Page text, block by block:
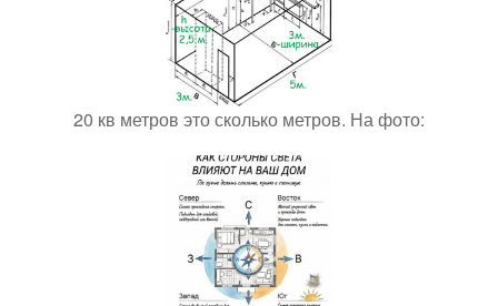
20 кв метров это сколько метров. На фото: